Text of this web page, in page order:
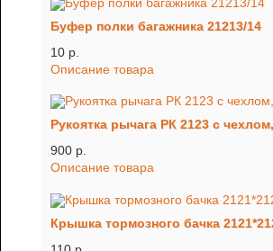
Буфер полки багажника 21213/14
10 p.
Описание товара
Рукоятка рычага РК 2123 с
900 p.
Описание товара
Крышка тормозного бачка